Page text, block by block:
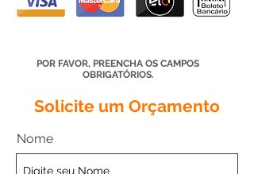
POR FAVOR, PREENCHA OS CAMPOS
OBRIGATÓRIOS.
Solicite um Orçamento
Nome